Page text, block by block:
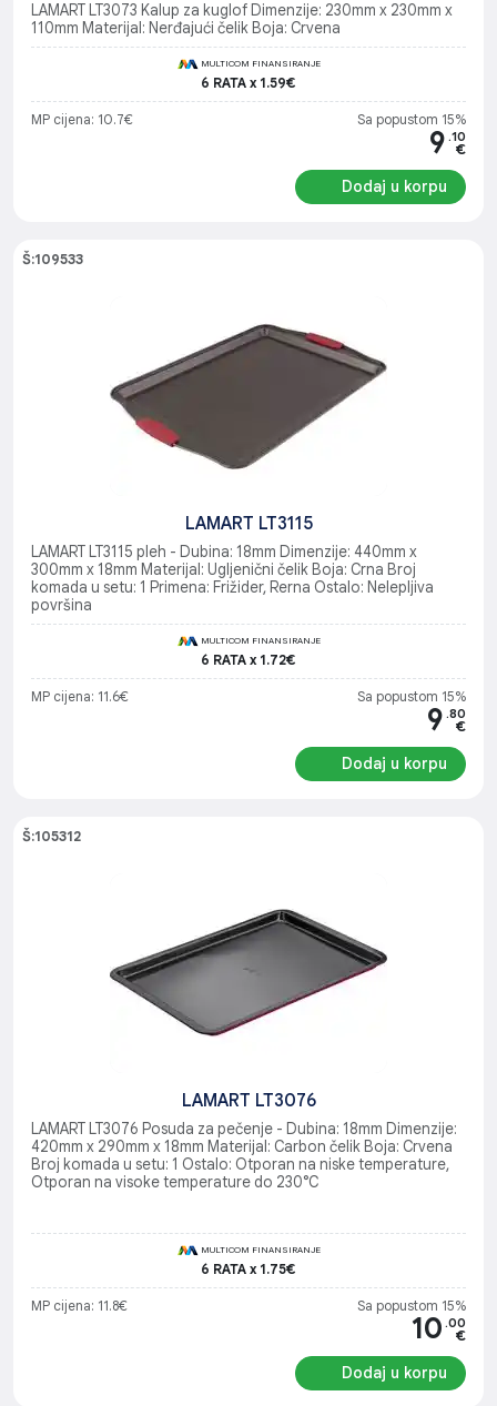
LAMART LT3073 Kalup za kuglof Dimenzije: 230mm x 230mm x
110mm Materijal: Nerđajući čelik Boja: Crvena
MULTICOM FINANSIRANJE
6 RATA x 1.59€
MP cijena: 10.7€ Sa popustom 15%
9 .10
€
Dodaj u korpu
Š:109533
LAMART LT3115
LAMART LT3115 pleh - Dubina: 18mm Dimenzije: 440mm x
300mm x 18mm Materijal: Ugljenični čelik Boja: Crna Broj
komada u setu: 1 Primena: Frižider, Rerna Ostalo: Nelepljiva
površina
MULTICOM FINANSIRANJE
6 RATA x 1.72€
MP cijena: 11.6€ Sa popustom 15%
9 .80
€
Dodaj u korpu
Š:105312
LAMART LT3076
LAMART LT3076 Posuda za pečenje - Dubina: 18mm Dimenzije:
420mm x 290mm x 18mm Materijal: Carbon čelik Boja: Crvena
Broj komada u setu: 1 Ostalo: Otporan na niske temperature,
Otporan na visoke temperature do 230°C
MULTICOM FINANSIRANJE
6 RATA x 1.75€
MP cijena: 11.8€ Sa popustom 15%
10 .00
€
Dodaj u korpu